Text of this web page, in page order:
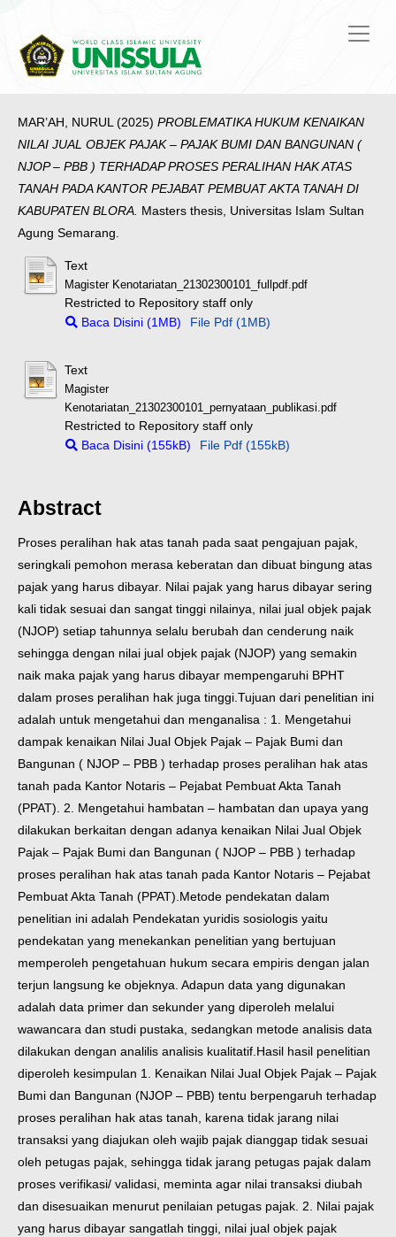
MAR’AH, NURUL(2025) PROBLEMATIKA HUKUM KENAIKAN
NILAI JUAL OBJEK PAJAK – PAJAK BUMI DAN BANGUNAN (
NJOP – PBB ) TERHADAP PROSES PERALIHAN HAK ATAS
TANAH PADA KANTOR PEJABAT PEMBUAT AKTA TANAH DI
KABUPATEN BLORA. Masters thesis, Universitas Islam Sultan
Agung Semarang.
Text
Magister Kenotariatan_21302300101_fullpdf.pdf
Restricted to Repository staff only
Baca Disini (1MB)
File Pdf (1MB)
Text
Magister
Kenotariatan_21302300101_pernyataan_publikasi.pdf
Restricted to Repository staff only
Baca Disini (155kB)
File Pdf (155kB)
Abstract
Proses peralihan hak atas tanah pada saat pengajuan pajak,
seringkali pemohon merasa keberatan dan dibuat bingung atas
pajak yang harus dibayar. Nilai pajak yang harus dibayar sering
kali tidak sesuai dan sangat tinggi nilainya, nilai jual objek pajak
(NJOP) setiap tahunnya selalu berubah dan cenderung naik
sehingga dengan nilai jual objek pajak (NJOP) yang semakin
naik maka pajak yang harus dibayar mempengaruhi BPHT
dalam proses peralihan hak juga tinggi.Tujuan dari penelitian ini
adalah untuk mengetahui dan menganalisa : 1. Mengetahui
dampak kenaikan Nilai Jual Objek Pajak – Pajak Bumi dan
Bangunan ( NJOP – PBB ) terhadap proses peralihan hak atas
tanah pada Kantor Notaris – Pejabat Pembuat Akta Tanah
(PPAT). 2. Mengetahui hambatan – hambatan dan upaya yang
dilakukan berkaitan dengan adanya kenaikan Nilai Jual Objek
Pajak – Pajak Bumi dan Bangunan ( NJOP – PBB ) terhadap
proses peralihan hak atas tanah pada Kantor Notaris – Pejabat
Pembuat Akta Tanah (PPAT).Metode pendekatan dalam
penelitian ini adalah Pendekatan yuridis sosiologis yaitu
pendekatan yang menekankan penelitian yang bertujuan
memperoleh pengetahuan hukum secara empiris dengan jalan
terjun langsung ke objeknya. Adapun data yang digunakan
adalah data primer dan sekunder yang diperoleh melalui
wawancara dan studi pustaka, sedangkan metode analisis data
dilakukan dengan analilis analisis kualitatif.Hasil hasil penelitian
diperoleh kesimpulan 1. Kenaikan Nilai Jual Objek Pajak – Pajak
Bumi dan Bangunan (NJOP – PBB) tentu berpengaruh terhadap
proses peralihan hak atas tanah, karena tidak jarang nilai
transaksi yang diajukan oleh wajib pajak dianggap tidak sesuai
oleh petugas pajak, sehingga tidak jarang petugas pajak dalam
proses verifikasi/ validasi, meminta agar nilai transaksi diubah
dan disesuaikan menurut penilaian petugas pajak. 2. Nilai pajak
yang harus dibayar sangatlah tinggi, nilai jual objek pajak